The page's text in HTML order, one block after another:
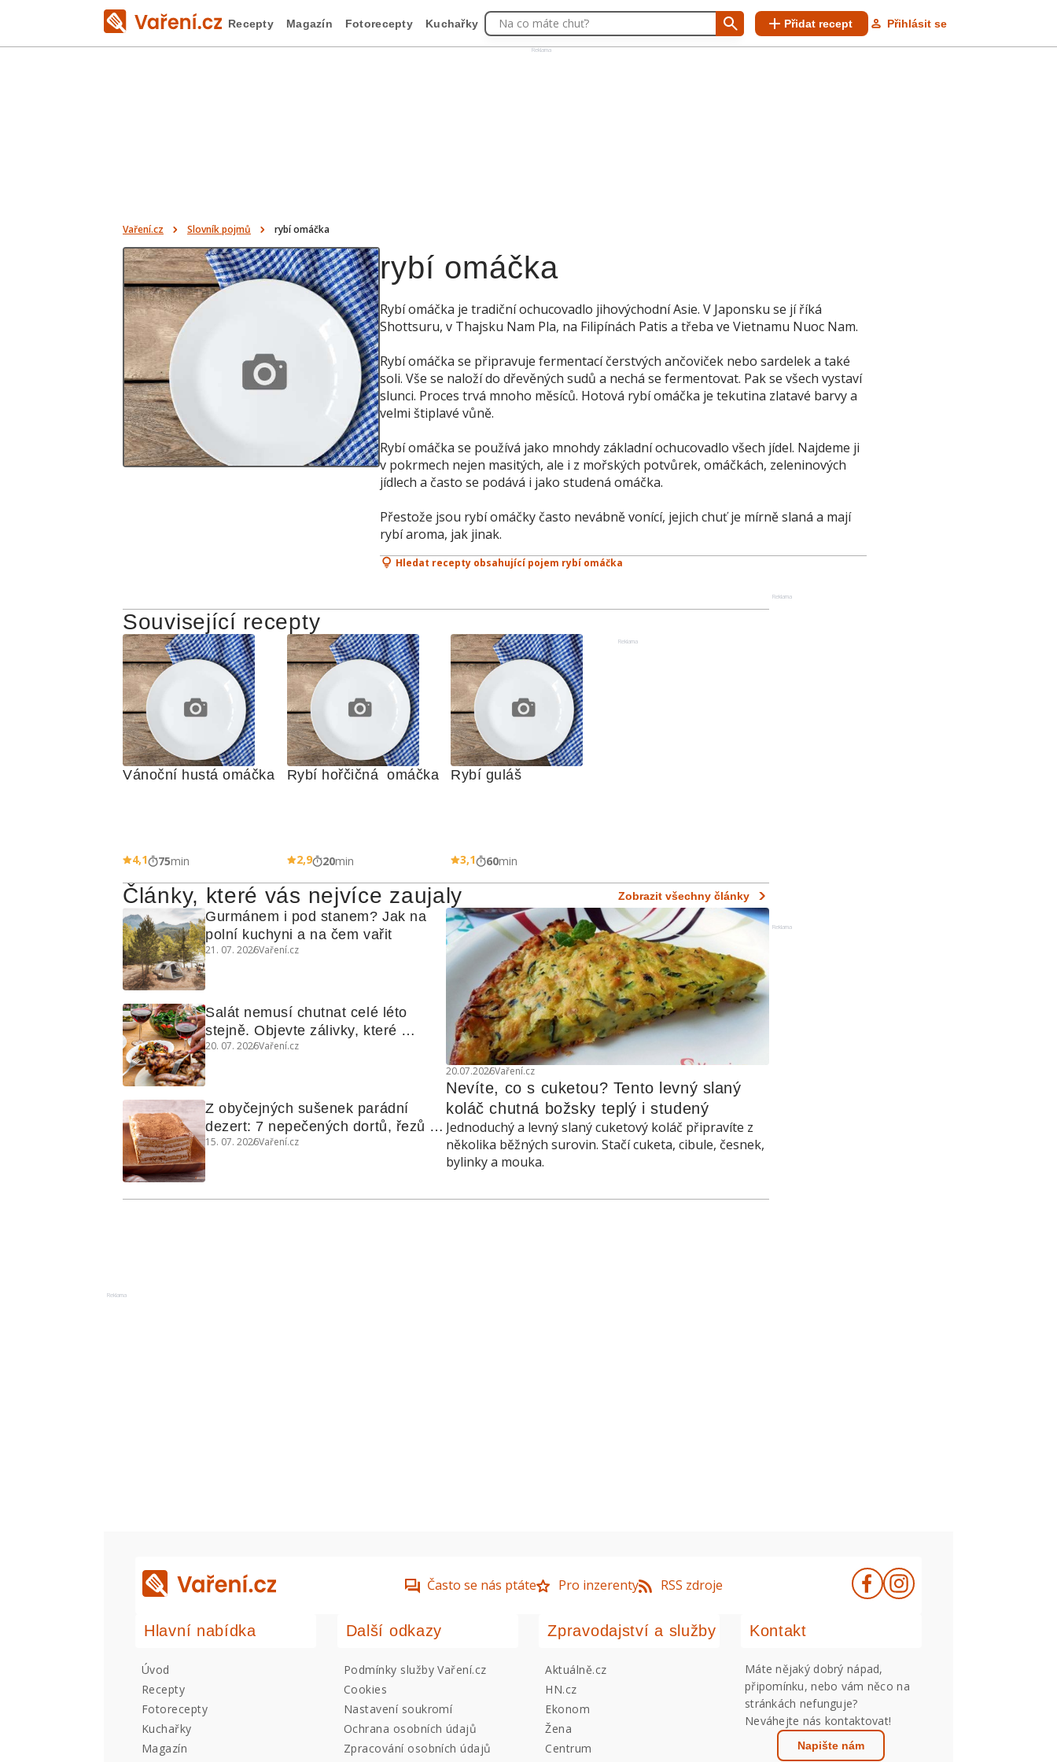
Reklama
Recepty Magazín Fotorecepty Kuchařky Na co máte chuť? Přidat recept Přihlásit se
Vaření.cz Slovník pojmů rybí omáčka
rybí omáčka
Rybí omáčka je tradiční ochucovadlo jihovýchodní Asie. V Japonsku se jí říká
Shottsuru, v Thajsku Nam Pla, na Filipínách Patis a třeba ve Vietnamu Nuoc Nam.
Rybí omáčka se připravuje fermentací čerstvých ančoviček nebo sardelek a také
soli. Vše se naloží do dřevěných sudů a nechá se fermentovat. Pak se všech vystaví
slunci. Proces trvá mnoho měsíců. Hotová rybí omáčka je tekutina zlatavé barvy a
velmi štiplavé vůně.
Rybí omáčka se používá jako mnohdy základní ochucovadlo všech jídel. Najdeme ji
v pokrmech nejen masitých, ale i z mořských potvůrek, omáčkách, zeleninových
jídlech a často se podává i jako studená omáčka.
Přestože jsou rybí omáčky často nevábně vonící, jejich chuť je mírně slaná a mají
rybí aroma, jak jinak.
Hledat recepty obsahující pojem rybí omáčka
Související recepty
Vánoční hustá omáčka
4,1 75min
Rybí hořčičná  omáčka
2,9 20min
Rybí guláš
3,1 60min
Reklama
Články, které vás nejvíce zaujaly Zobrazit všechny články
20.07.2026Vaření.cz
Nevíte, co s cuketou? Tento levný slaný
koláč chutná božsky teplý i studený
Jednoduchý a levný slaný cuketový koláč připravíte z
několika běžných surovin. Stačí cuketa, cibule, česnek,
bylinky a mouka.
Gurmánem i pod stanem? Jak na
polní kuchyni a na čem vařit
21. 07. 2026Vaření.cz
Salát nemusí chutnat celé léto
stejně. Objevte zálivky, které
využijete i na maso, nudle nebo
20. 07. 2026Vaření.cz
Z obyčejných sušenek parádní
dezert: 7 nepečených dortů, řezů a
koláčů
15. 07. 2026Vaření.cz
Reklama
Reklama
Reklama
Často se nás ptáte Pro inzerenty RSS zdroje
Hlavní nabídka
Úvod
Recepty
Fotorecepty
Kuchařky
Magazín
Další odkazy
Podmínky služby Vaření.cz
Cookies
Nastavení soukromí
Ochrana osobních údajů
Zpracování osobních údajů
Zpravodajství a služby
Aktuálně.cz
HN.cz
Ekonom
Žena
Centrum
Kontakt
Máte nějaký dobrý nápad,
připomínku, nebo vám něco na
stránkách nefunguje?
Neváhejte nás kontaktovat!
Napište nám